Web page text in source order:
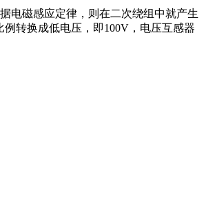
电磁感应定律，则在二次绕组中就产生
转换成低电压，即100V，电压互感器